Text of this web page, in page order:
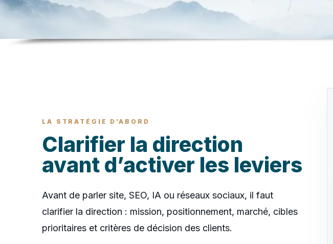
LA STRATÉGIE D’ABORD
Clarifier la direction
avant d’activer les leviers
Avant de parler site, SEO, IA ou réseaux sociaux, il faut
clarifier la direction : mission, positionnement, marché, cibles
prioritaires et critères de décision des clients.